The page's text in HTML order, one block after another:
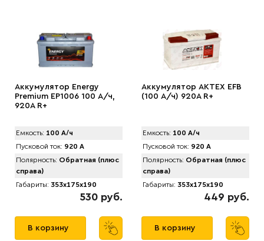
Аккумулятор Energy
Premium EP1006 100 А/ч,
920A R+
Емкость: 100 А/ч
Пусковой ток: 920 А
Полярность: Обратная (плюс
справа)
Габариты: 353x175x190
530 руб.
В корзину
Аккумулятор АКТЕХ EFB
(100 А/ч) 920A R+
Емкость: 100 А/ч
Пусковой ток: 920 А
Полярность: Обратная (плюс
справа)
Габариты: 353x175x190
449 руб.
В корзину